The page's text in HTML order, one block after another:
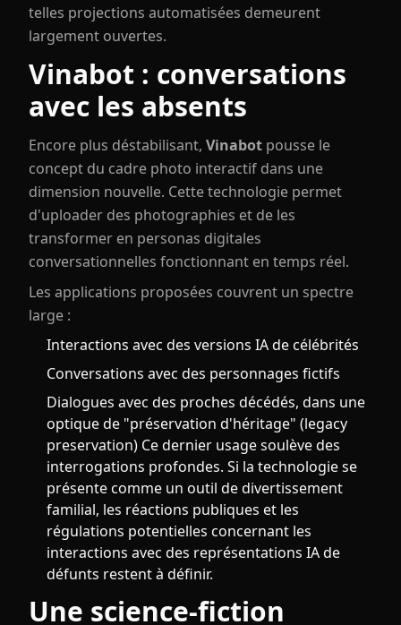
telles projections automatisées demeurent
largement ouvertes.
Vinabot : conversations
avec les absents
Encore plus déstabilisant, Vinabot pousse le
concept du cadre photo interactif dans une
dimension nouvelle. Cette technologie permet
d'uploader des photographies et de les
transformer en personas digitales
conversationnelles fonctionnant en temps réel.
Les applications proposées couvrent un spectre
large :
Interactions avec des versions IA de célébrités
Conversations avec des personnages fictifs
Dialogues avec des proches décédés, dans une
optique de "préservation d'héritage" (legacy
preservation) Ce dernier usage soulève des
interrogations profondes. Si la technologie se
présente comme un outil de divertissement
familial, les réactions publiques et les
régulations potentielles concernant les
interactions avec des représentations IA de
défunts restent à définir.
Une science-fiction